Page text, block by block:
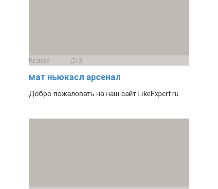
Разное 0
мат ньюкасл арсенал
Добро пожаловать на наш сайт LikeExpert.ru